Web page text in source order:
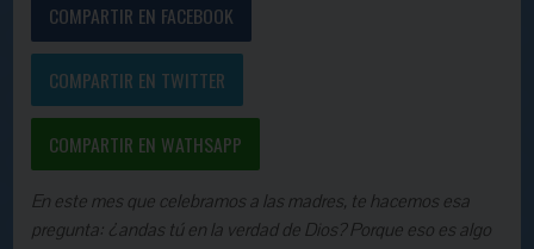
COMPARTIR EN FACEBOOK
COMPARTIR EN TWITTER
COMPARTIR EN WATHSAPP
En este mes que celebramos a las madres, te hacemos esa
pregunta: ¿andas tú en la verdad de Dios? Porque eso es algo